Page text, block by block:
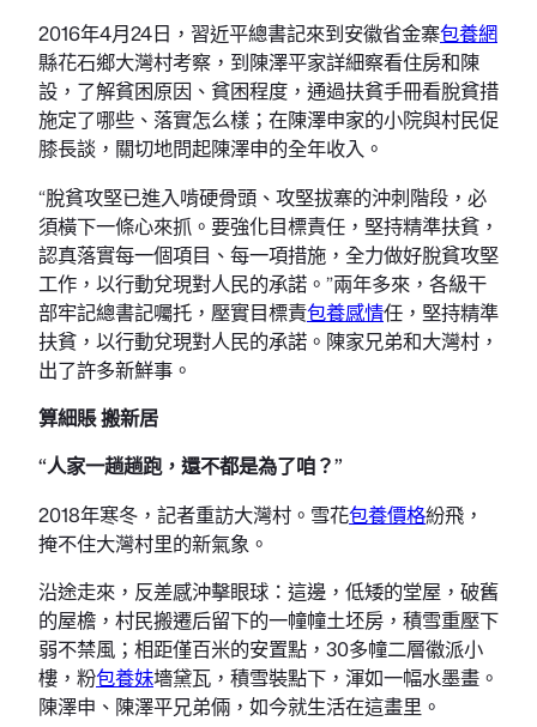
2016年4月24日，習近平總書記來到安徽省金寨包養網
縣花石鄉大灣村考察，到陳澤平家詳細察看住房和陳
設，了解貧困原因、貧困程度，通過扶貧手冊看脫貧措
施定了哪些、落實怎么樣；在陳澤申家的小院與村民促
膝長談，關切地問起陳澤申的全年收入。
“脫貧攻堅已進入啃硬骨頭、攻堅拔寨的沖刺階段，必
須橫下一條心來抓。要強化目標責任，堅持精準扶貧，
認真落實每一個項目、每一項措施，全力做好脫貧攻堅
工作，以行動兌現對人民的承諾。”兩年多來，各級干
部牢記總書記囑托，壓實目標責包養感情任，堅持精準
扶貧，以行動兌現對人民的承諾。陳家兄弟和大灣村，
出了許多新鮮事。
算細賬 搬新居
“人家一趟趟跑，還不都是為了咱？”
2018年寒冬，記者重訪大灣村。雪花包養價格紛飛，
掩不住大灣村里的新氣象。
沿途走來，反差感沖擊眼球：這邊，低矮的堂屋，破舊
的屋檐，村民搬遷后留下的一幢幢土坯房，積雪重壓下
弱不禁風；相距僅百米的安置點，30多幢二層徽派小
樓，粉包養妹墻黛瓦，積雪裝點下，渾如一幅水墨畫。
陳澤申、陳澤平兄弟倆，如今就生活在這畫里。